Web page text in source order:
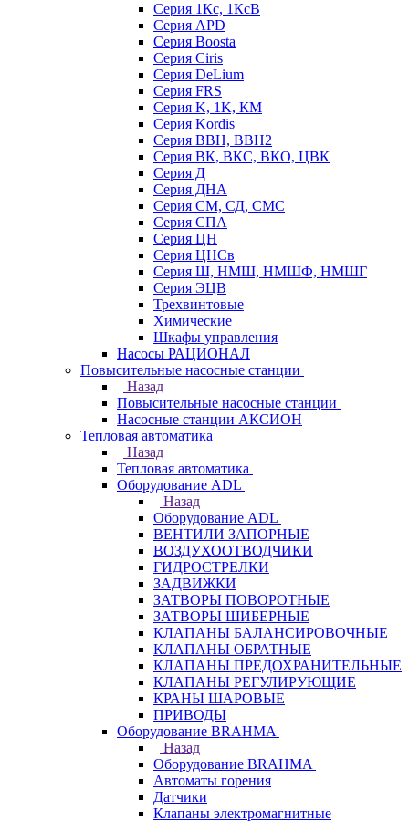
Серия 1Кс, 1КсВ
Серия APD
Серия Boosta
Серия Ciris
Серия DeLium
Серия FRS
Серия K, 1K, КМ
Серия Kordis
Серия ВВН, ВВН2
Серия ВК, ВКС, ВКО, ЦВК
Серия Д
Серия ДНА
Серия СМ, СД, СМС
Серия СПА
Серия ЦН
Серия ЦНСв
Серия Ш, НМШ, НМШФ, НМШГ
Серия ЭЦВ
Трехвинтовые
Химические
Шкафы управления
Насосы РАЦИОНАЛ
Повысительные насосные станции
Назад
Повысительные насосные станции
Насосные станции АКСИОН
Тепловая автоматика
Назад
Тепловая автоматика
Оборудование ADL
Назад
Оборудование ADL
ВЕНТИЛИ ЗАПОРНЫЕ
ВОЗДУХООТВОДЧИКИ
ГИДРОСТРЕЛКИ
ЗАДВИЖКИ
ЗАТВОРЫ ПОВОРОТНЫЕ
ЗАТВОРЫ ШИБЕРНЫЕ
КЛАПАНЫ БАЛАНСИРОВОЧНЫЕ
КЛАПАНЫ ОБРАТНЫЕ
КЛАПАНЫ ПРЕДОХРАНИТЕЛЬНЫЕ
КЛАПАНЫ РЕГУЛИРУЮЩИЕ
КРАНЫ ШАРОВЫЕ
ПРИВОДЫ
Оборудование BRAHMA
Назад
Оборудование BRAHMA
Автоматы горения
Датчики
Клапаны электромагнитные